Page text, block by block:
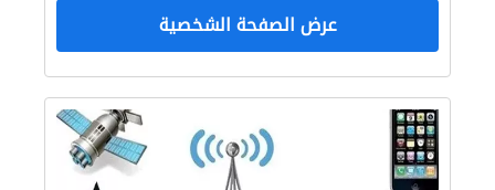
عرض الصفحة الشخصية